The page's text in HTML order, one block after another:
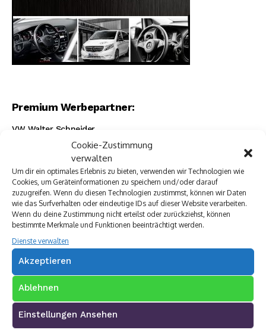
Cookie-Zustimmung
verwalten
Um dir ein optimales Erlebnis zu bieten, verwenden wir Technologien wie
Cookies, um Geräteinformationen zu speichern und/oder darauf
zuzugreifen. Wenn du diesen Technologien zustimmst, können wir Daten
wie das Surfverhalten oder eindeutige IDs auf dieser Website verarbeiten.
Wenn du deine Zustimmung nicht erteilst oder zurückziehst, können
bestimmte Merkmale und Funktionen beeinträchtigt werden.
Dienste verwalten
Akzeptieren
Ablehnen
Einstellungen Ansehen
Premium Werbepartner:
VW Walter Schneider
Münch Werbetechnik
Elektro Böhler Kreuztal
Rechtsanwalt Baranowski
Baustoff Hoffmann
Steinmetz Ade
Autovermietung im Siegerland
TUI Reisecenter Kreuztal
Autohaus Menn
Ristorante La Calabria
Rainbow Sanierung Siegen
Dornbach Spezialabbruch GmbH